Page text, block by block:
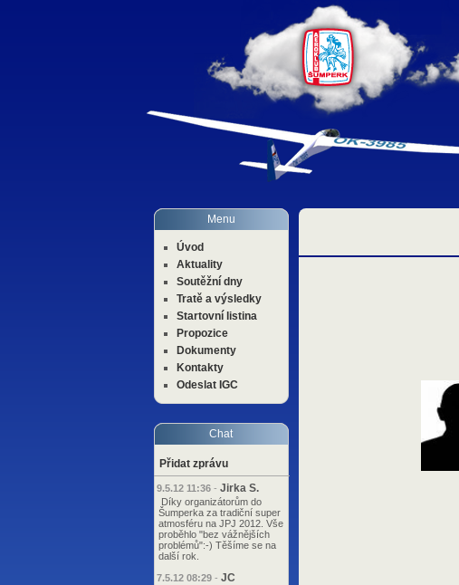
Menu
Úvod
Aktuality
Soutěžní dny
Tratě a výsledky
Startovní listina
Propozice
Dokumenty
Kontakty
Odeslat IGC
Chat
Přidat zprávu
9.5.12 11:36- Jirka S.
Díky organizátorům do
Šumperka za tradiční super
atmosféru na JPJ 2012. Vše
proběhlo "bez vážnějších
problémů":-) Těšíme se na
další rok.
7.5.12 08:29- JC